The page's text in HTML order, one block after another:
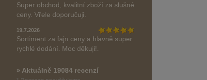
Super obchod, kvalitní zboží za slušné
ceny. Vřele doporučuji.
19.7.2026
Sortiment za fajn ceny a hlavně super
rychlé dodání. Moc děkuji!.
» Aktuálně 19084 recenzí